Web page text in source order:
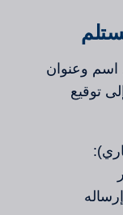
اسم وعنوان
توقيع